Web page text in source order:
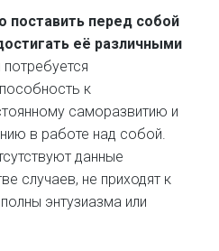
поставить перед собой
её различными
потребуется
к
саморазвитию и
в работе над собой.
данные
случаев, не приходят к
энтузиазма или